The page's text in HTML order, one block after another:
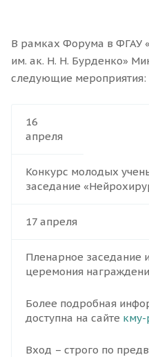
В рамках Форума в ФГАУ
им. ак. Н. Н. Бурденко»
следующие мероприятия:
16
апреля
Конкурс молодых
заседание
17 апреля
Пленарное заседание
церемония
Более подробная
доступна на сайте кму-
Вход – строго по